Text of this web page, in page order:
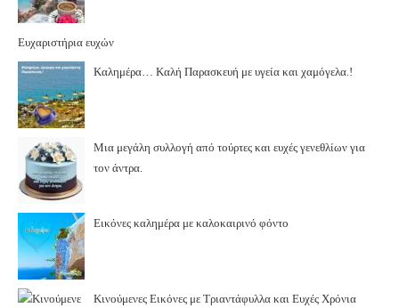
Ευχαριστήρια ευχών
Καλημέρα… Καλή Παρασκευή με υγεία και χαμόγελα.!
Μια μεγάλη συλλογή από τούρτες και ευχές γενεθλίων για
τον άντρα.
Εικόνες καλημέρα με καλοκαιρινό φόντο
Κινούμενες Εικόνες με Τριαντάφυλλα και Ευχές Χρόνια